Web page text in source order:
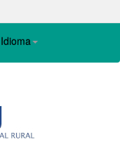
Idioma